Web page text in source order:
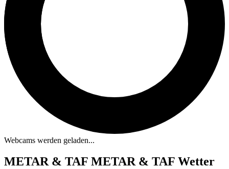
Webcams werden geladen...
METAR & TAF METAR & TAF Wetter